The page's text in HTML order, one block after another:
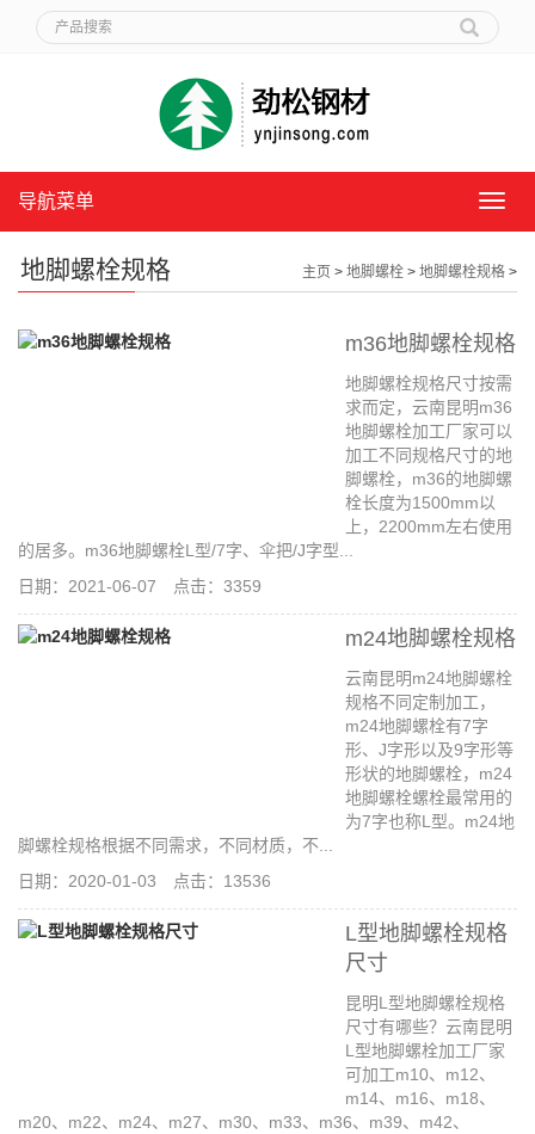
导
单
导航菜单
地脚螺栓规格 主页 > 地脚螺栓 > 地脚螺栓规格 >
m36地脚螺栓规格
地脚螺栓规格尺寸按需
求而定，云南昆明m36
地脚螺栓加工厂家可以
加工不同规格尺寸的地
脚螺栓，m36的地脚螺
栓长度为1500mm以
上，2200mm左右使用
的居多。m36地脚螺栓L型/7字、伞把/J字型...
日期：2021-06-07 点击：3359
m24地脚螺栓规格
云南昆明m24地脚螺栓
规格不同定制加工，
m24地脚螺栓有7字
形、J字形以及9字形等
形状的地脚螺栓，m24
地脚螺栓螺栓最常用的
为7字也称L型。m24地
脚螺栓规格根据不同需求，不同材质，不...
日期：2020-01-03 点击：13536
L型地脚螺栓规格
尺寸
昆明L型地脚螺栓规格
尺寸有哪些？云南昆明
L型地脚螺栓加工厂家
可加工m10、m12、
m14、m16、m18、
m20、m22、m24、m27、m30、m33、m36、m39、m42、